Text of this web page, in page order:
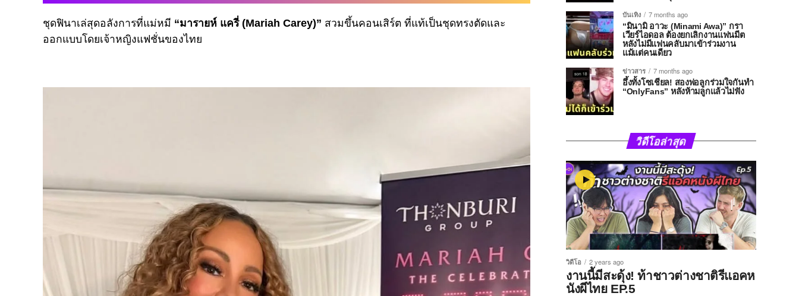
ชุดฟินาเล่สุดอลังการที่แม่หมี “มารายห์ แครี่ (Mariah Carey)” สวมขึ้นคอนเสิร์ต ที่แท้เป็นชุดทรงตัดและ
ออกแบบโดยเจ้าหญิงแฟชั่นของไทย
บันเทิง
7 months ago
“มินามิ อาวะ (Minami Awa)” กรา
เวียร์ไอดอล ต้องยกเลิกงานแฟนมีต
หลังไม่มีแฟนคลับมาเข้าร่วมงาน
แม้แต่คนเดียว
ข่าวสาร
7 months ago
อึ้งทั้งโซเชียล! สองพ่อลูกร่วมใจกันทำ
“OnlyFans” หลังห้ามลูกแล้วไม่ฟัง
วิดีโอล่าสุด
วิดีโอ 2 years ago
งานนี้มีสะดุ้ง! ท้าชาวต่างชาติรีแอคห
นังผีไทย EP.5